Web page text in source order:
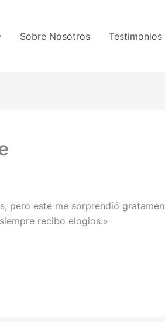
Sobre Nosotros Testimonios
pero este me sorprendió
recibo elogios.»